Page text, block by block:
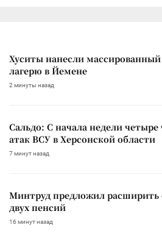
Хуситы нанесли
лагерю в Йемене
2 минуты назад
Сальдо: С начала недели четыре
атак ВСУ в Херсонской области
7 минут назад
Минтруд предложил расширить
двух пенсий
16 минут назад